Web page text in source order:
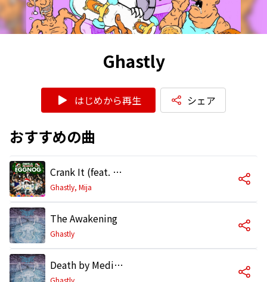
Ghastly
はじめから再生 シェア
おすすめの曲
Crank It (feat. Lil' Jon)
Ghastly, Mija
The Awakening
Ghastly
Death by Meditation
Ghastly